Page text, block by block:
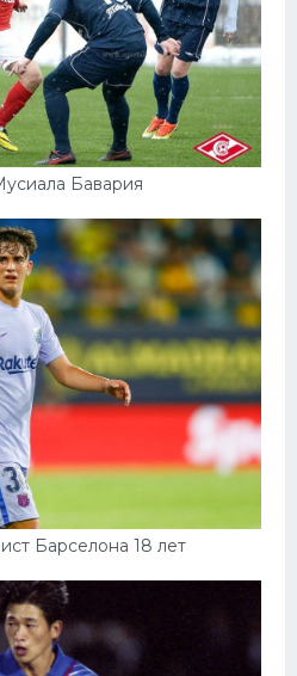
Бавария
Барселона 18 лет